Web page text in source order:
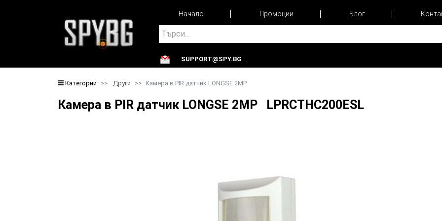
Начало Промоции Блог
Search
SUPPORT@SPY.BG
Категории Други Камера в PIR датчик LONGSE 2MP
Камера в PIR датчик LONGSE 2MP LPRCTHC200ESL